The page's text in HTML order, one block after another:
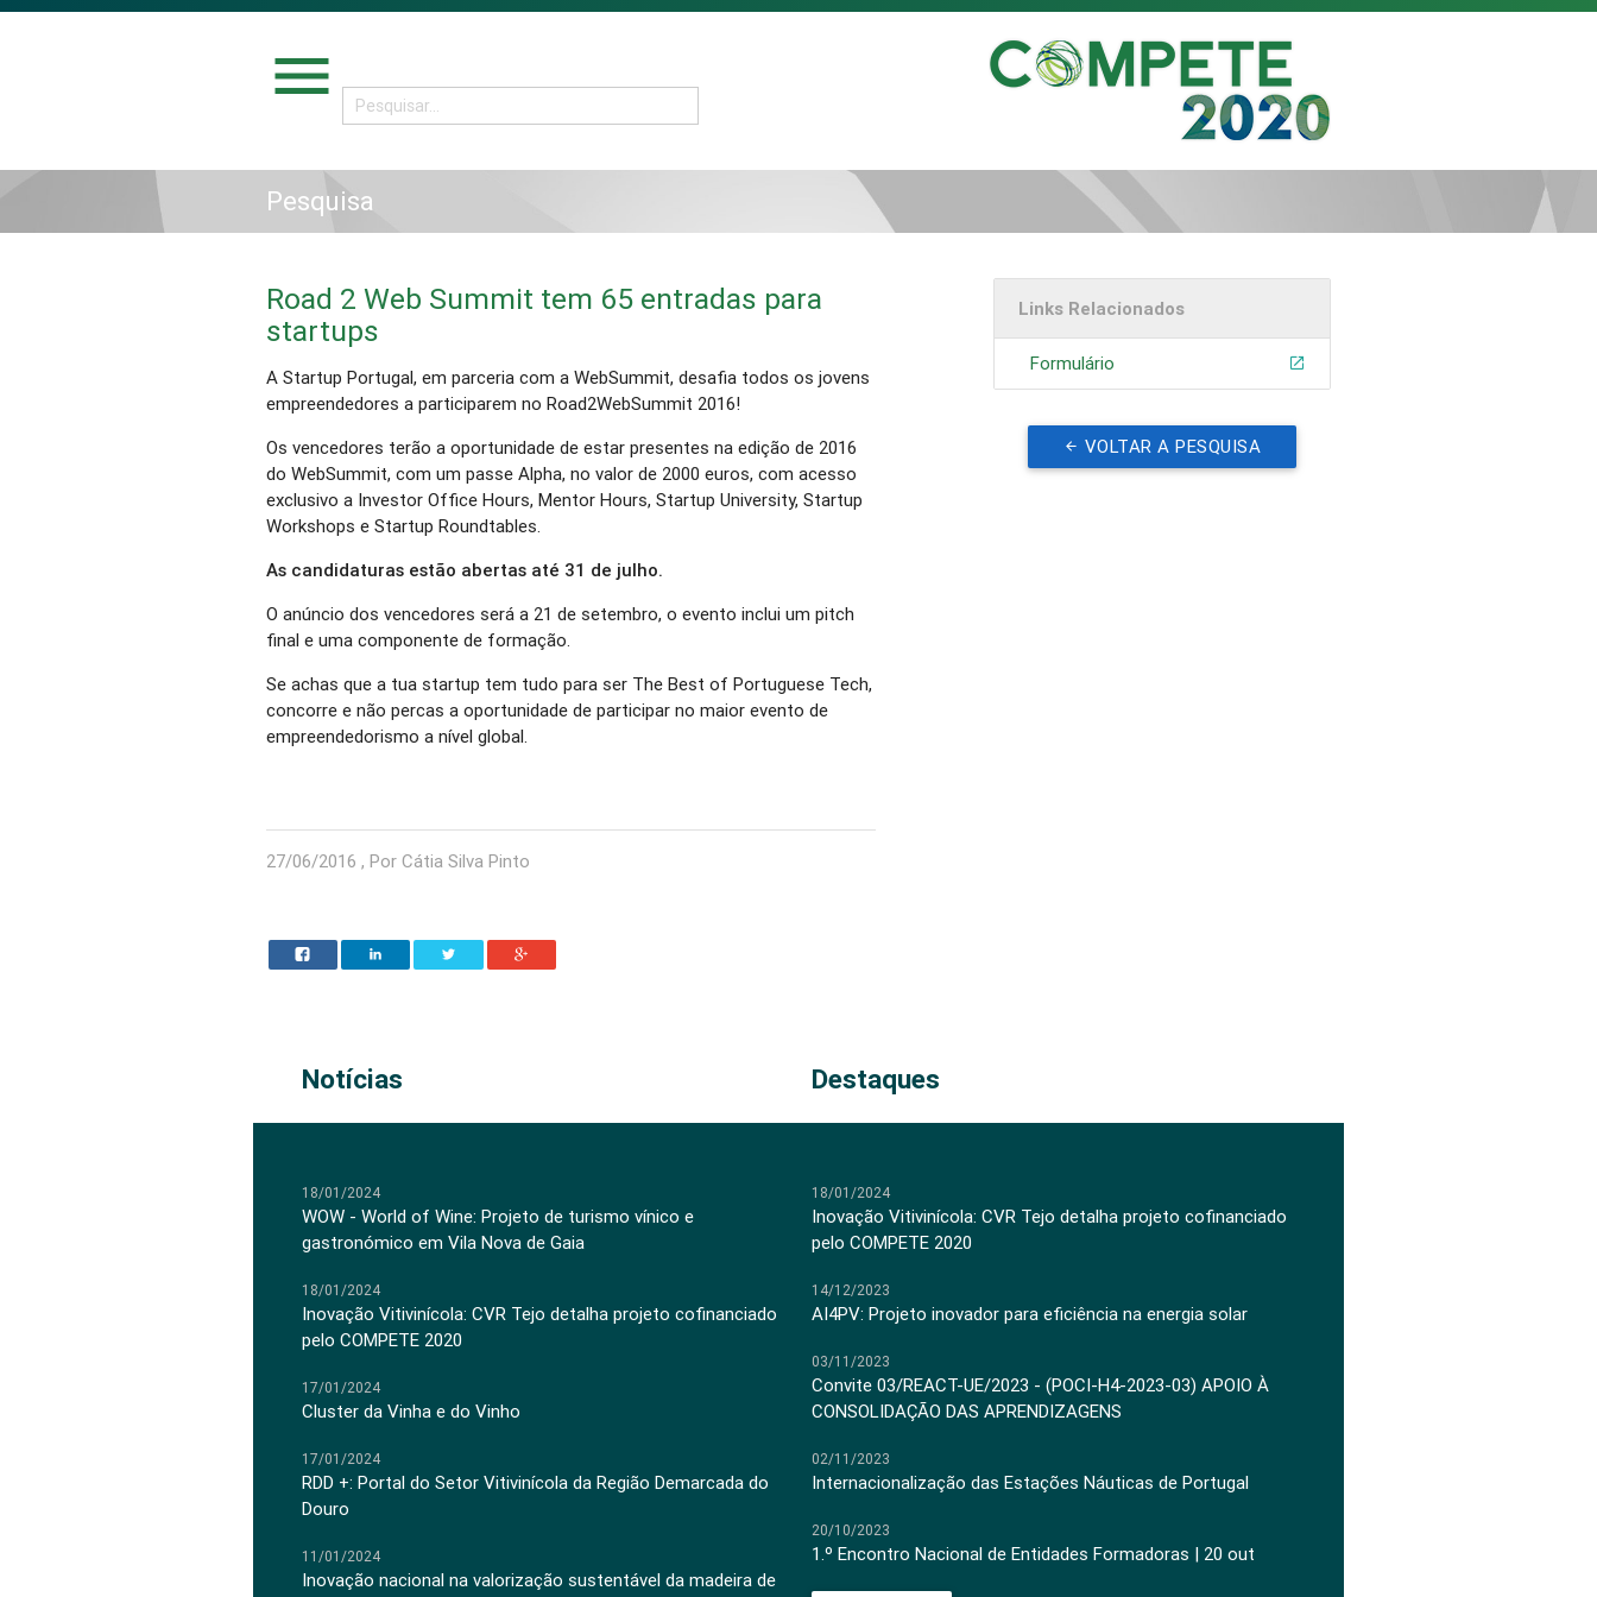
menu
Pesquisa
Road 2 Web Summit tem 65 entradas para
startups
A Startup Portugal, em parceria com a WebSummit, desafia todos os jovens
empreendedores a participarem no Road2WebSummit 2016!
Os vencedores terão a oportunidade de estar presentes na edição de 2016
do WebSummit, com um passe Alpha, no valor de 2000 euros, com acesso
exclusivo a Investor Office Hours, Mentor Hours, Startup University, Startup
Workshops e Startup Roundtables.
As candidaturas estão abertas até 31 de julho.
O anúncio dos vencedores será a 21 de setembro, o evento inclui um pitch
final e uma componente de formação.
Se achas que a tua startup tem tudo para ser The Best of Portuguese Tech,
concorre e não percas a oportunidade de participar no maior evento de
empreendedorismo a nível global.
27/06/2016 , Por Cátia Silva Pinto
Links Relacionados
Formulário
VOLTAR A PESQUISA
Notícias Destaques
18/01/2024
WOW - World of Wine: Projeto de turismo vínico e
gastronómico em Vila Nova de Gaia
18/01/2024
Inovação Vitivinícola: CVR Tejo detalha projeto cofinanciado
pelo COMPETE 2020
17/01/2024
Cluster da Vinha e do Vinho
17/01/2024
RDD +: Portal do Setor Vitivinícola da Região Demarcada do
Douro
11/01/2024
Inovação nacional na valorização sustentável da madeira de
18/01/2024
Inovação Vitivinícola: CVR Tejo detalha projeto cofinanciado
pelo COMPETE 2020
14/12/2023
AI4PV: Projeto inovador para eficiência na energia solar
03/11/2023
Convite 03/REACT-UE/2023 - (POCI-H4-2023-03) APOIO À
CONSOLIDAÇÃO DAS APRENDIZAGENS
02/11/2023
Internacionalização das Estações Náuticas de Portugal
20/10/2023
1.º Encontro Nacional de Entidades Formadoras | 20 out